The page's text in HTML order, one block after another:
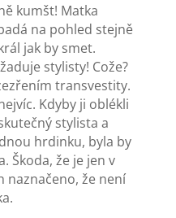
kumšt! Matka
na pohled stejně
jak by smet.
stylisty! Cože?
transvestity.
Kdyby ji oblékli
stylista a
hrdinku, byla by
Škoda, že je jen v
naznačeno, že není